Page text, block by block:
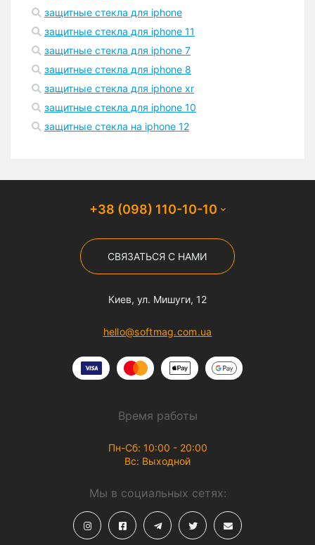
защитные стекла для iphone
защитные стекла для iphone 11
защитные стекла для iphone 7
защитные стекла для iphone 8
защитные стекла для iphone xr
защитные стекла для iphone 10
защитные стекла на iphone 12
+38 (098) 110-10-10
СВЯЗАТЬСЯ С НАМИ
Киев, ул. Мишуги, 12
hello@softmag.com.ua
Время работы
Пн-Сб: 10:00 - 20:00
Вс: Выходной
Мы в социальных сетях: